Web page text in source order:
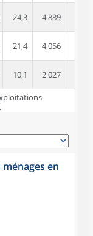
24,3 4 889
21,4 4 056
10,1 2 027
en